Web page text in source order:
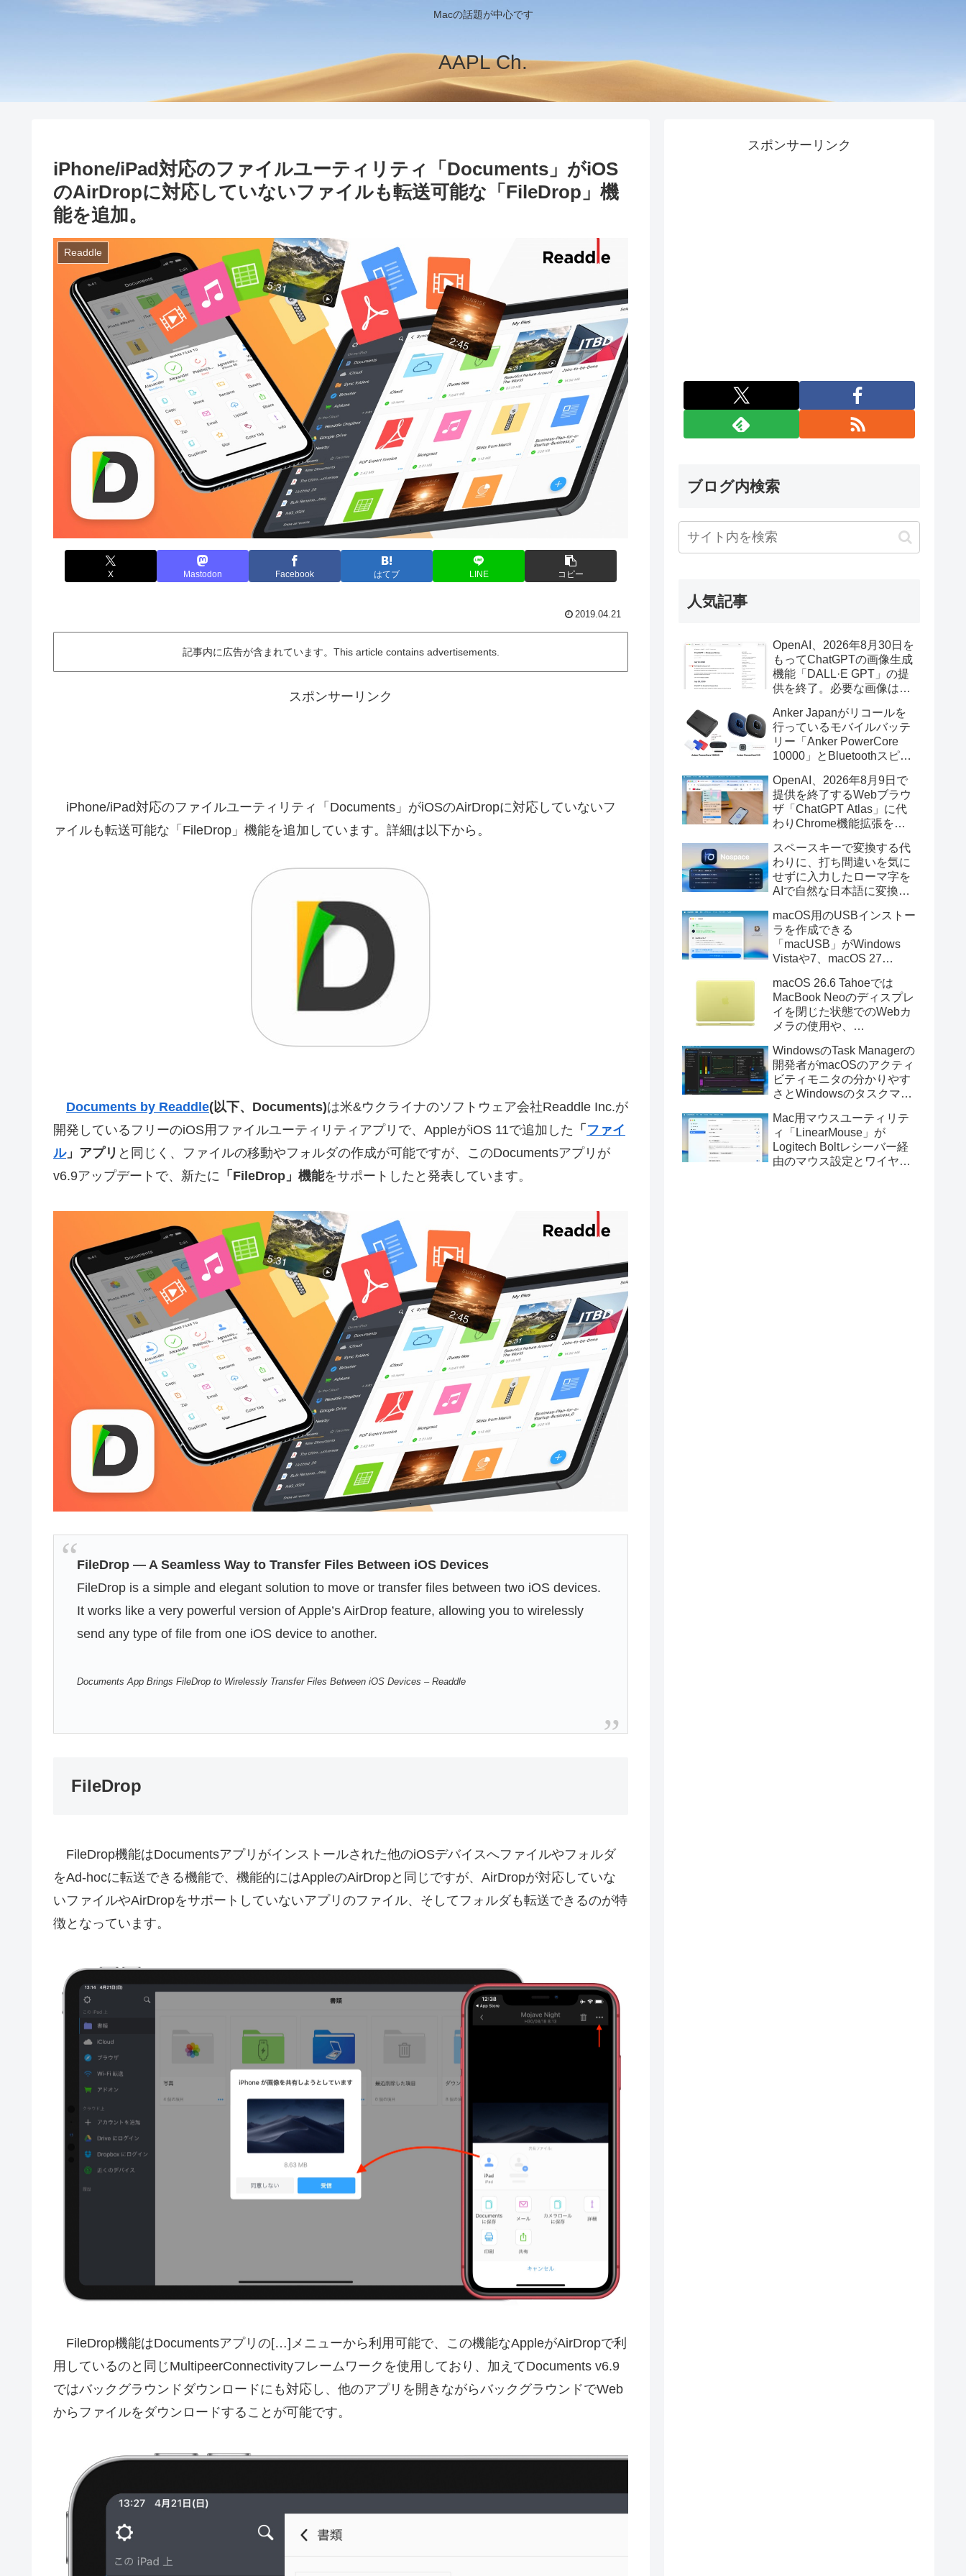
Macの話題が中心です
AAPL Ch.
iPhone/iPad対応のファイルユーティリティ「Documents」がiOS
のAirDropに対応していないファイルも転送可能な「FileDrop」機
能を追加。
Readdle
X Mastodon Facebook はてブ LINE コピー
2019.04.21
記事内に広告が含まれています。This article contains advertisements.
スポンサーリンク
iPhone/iPad対応のファイルユーティリティ「Documents」がiOSのAirDropに対応していないフ
ァイルも転送可能な「FileDrop」機能を追加しています。詳細は以下から。
Documents by Readdle(以下、Documents)は米&ウクライナのソフトウェア会社Readdle Inc.が
開発しているフリーのiOS用ファイルユーティリティアプリで、AppleがiOS 11で追加した 「 ファイ
ル」アプリ と同じく、ファイルの移動やフォルダの作成が可能ですが、このDocumentsアプリが
v6.9アップデートで、新たに 「FileDrop」機能をサポートしたと発表しています。
FileDrop — A Seamless Way to Transfer Files Between iOS Devices
FileDrop is a simple and elegant solution to move or transfer files between two iOS devices.
It works like a very powerful version of Apple’s AirDrop feature, allowing you to wirelessly
send any type of file from one iOS device to another.
Documents App Brings FileDrop to Wirelessly Transfer Files Between iOS Devices – Readdle
FileDrop
FileDrop機能はDocumentsアプリがインストールされた他のiOSデバイスへファイルやフォルダ
をAd-hocに転送できる機能で、機能的にはAppleのAirDropと同じですが、AirDropが対応していな
いファイルやAirDropをサポートしていないアプリのファイル、そしてフォルダも転送できるのが特
徴となっています。
FileDrop機能はDocumentsアプリの[…]メニューから利用可能で、この機能なAppleがAirDropで利
用しているのと同じMultipeerConnectivityフレームワークを使用しており、加えてDocuments v6.9
ではバックグラウンドダウンロードにも対応し、他のアプリを開きながらバックグラウンドでWeb
からファイルをダウンロードすることが可能です。
スポンサーリンク
ブログ内検索
人気記事
OpenAI、2026年8月30日を
もってChatGPTの画像生成
機能「DALL·E GPT」の提
供を終了。必要な画像は期
Anker Japanがリコールを
行っているモバイルバッテ
リー「Anker PowerCore
10000」とBluetoothスピー
辺を焼損する火災が6月に3
件発生していたそうなので
注意を。
OpenAI、2026年8月9日で
提供を終了するWebブラウ
ザ「ChatGPT Atlas」に代
わりChrome機能拡張をア
画の質問やAsk ChatGPT機
能を追加。
スペースキーで変換する代
わりに、打ち間違いを気に
せずに入力したローマ字を
AIで自然な日本語に変換し
力アプリ「Nospace」がリ
リース。
macOS用のUSBインストー
ラを作成できる
「macUSB」がWindows
Vistaや7、macOS 27
トーラの作成に対応。
macOS 26.6 Tahoeでは
MacBook Neoのディスプレ
イを閉じた状態でのWebカ
メラの使用や、
利用しMacBook Neoを復元
する際の安定性が向上。
WindowsのTask Managerの
開発者がmacOSのアクティ
ビティモニタの分かりやす
さとWindowsのタスクマネ
Mac用システムモニタアプ
リ「Task Manager TMOG」
のBeta版を公開。
Mac用マウスユーティリテ
ィ「LinearMouse」が
Logitech Boltレシーバー経
由のマウス設定とワイヤレ